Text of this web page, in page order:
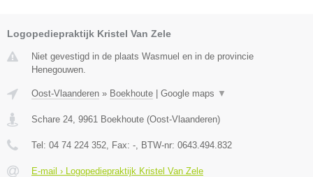
Logopediepraktijk Kristel Van Zele
Niet gevestigd in de plaats Wasmuel en in de provincie
Henegouwen.
Oost-Vlaanderen » Boekhoute | Google maps ▼
Schare 24 9961 Boekhoute (Oost-Vlaanderen)
Tel: 04 74 224 352 , Fax: - , BTW-nr: 0643.494.832
E-mail › Logopediepraktijk Kristel Van Zele